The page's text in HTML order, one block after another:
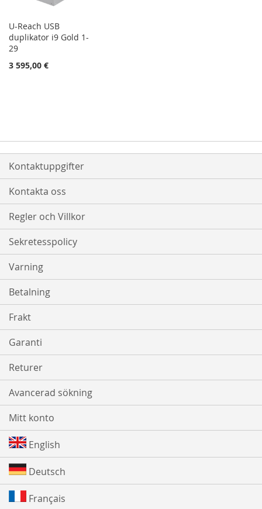
U-Reach USB
duplikator i9 Gold 1-
29
3 595,00 €
Kontaktuppgifter
Kontakta oss
Regler och Villkor
Sekretesspolicy
Varning
Betalning
Frakt
Garanti
Returer
Avancerad sökning
Mitt konto
English
Deutsch
Français